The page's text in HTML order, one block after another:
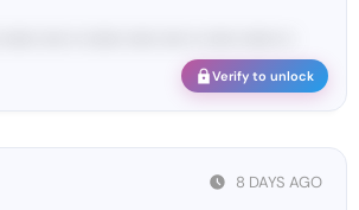
Verify to unlock
8 DAYS AGO